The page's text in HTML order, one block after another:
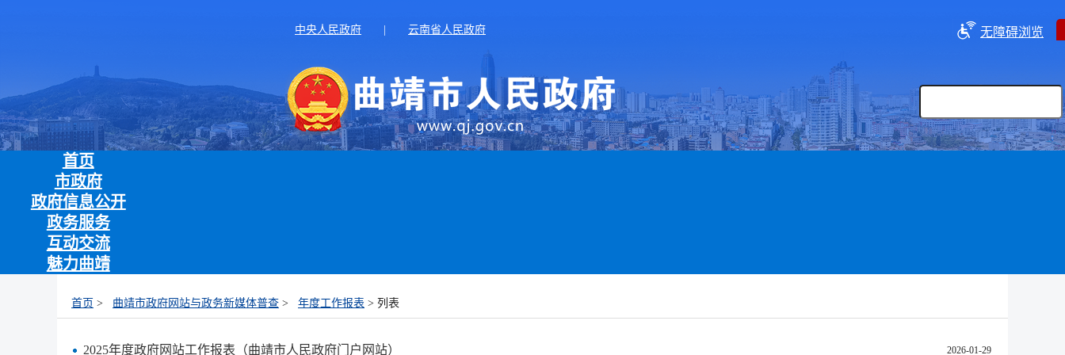
中央人民政府 | 云南省人民政府 无障碍浏览
首页
市政府
政府信息公开
政务服务
互动交流
魅力曲靖
首页 > 曲靖市政府网站与政务新媒体普查 > 年度工作报表 > 列表
2025年度政府网站工作报表（曲靖市人民政府门户网站） 2026-01-29